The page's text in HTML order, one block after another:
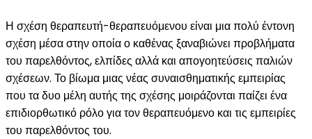
Η σχέση θεραπευτή-θεραπευόμενου είναι μια πολύ έντονη
σχέση μέσα στην οποία ο καθένας ξαναβιώνει προβλήματα
του παρελθόντος, ελπίδες αλλά και απογοητεύσεις παλιών
σχέσεων. Το βίωμα μιας νέας συναισθηματικής εμπειρίας
που τα δυο μέλη αυτής της σχέσης μοιράζονται παίζει ένα
επιδιορθωτικό ρόλο για τον θεραπευόμενο και τις εμπειρίες
του παρελθόντος του.